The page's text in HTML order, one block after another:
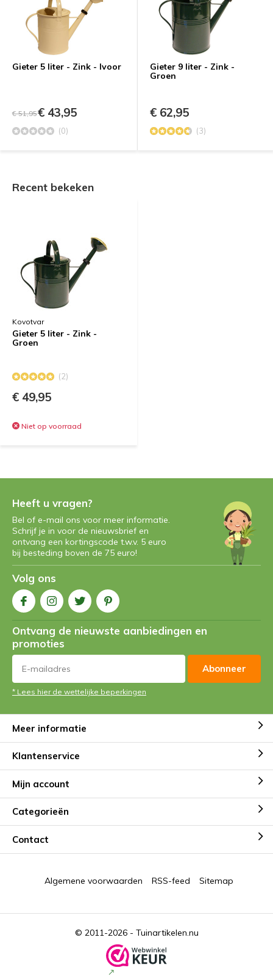
Gieter 5 liter - Zink - Ivoor
€ 51,95€ 43,95
(0)
Gieter 9 liter - Zink -
Groen
€ 62,95
(3)
Recent bekeken
Kovotvar
Gieter 5 liter - Zink -
Groen
(2)
€ 49,95
Niet op voorraad
Heeft u vragen?
Bel of e-mail ons voor meer informatie.
Schrijf je in voor de nieuwsbrief en
ontvang een kortingscode t.w.v. 5 euro
bij besteding boven de 75 euro!
Volg ons
Ontvang de nieuwste aanbiedingen en
promoties
Abonneer
* Lees hier de wettelijke beperkingen
Meer informatie
Klantenservice
Mijn account
Categorieën
Contact
© 2011-2026 - Tuinartikelen.nu
Algemene voorwaarden RSS-feed Sitemap